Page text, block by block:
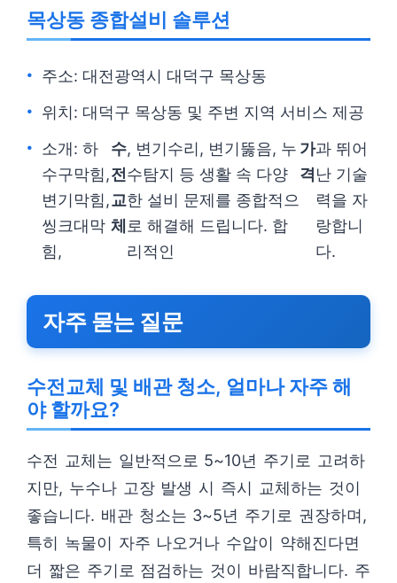
목상동 종합설비 솔루션
주소: 대전광역시 대덕구 목상동
위치: 대덕구 목상동 및 주변 지역 서비스 제공
소개: 하
수구막힘,
변기막힘,
씽크대막
힘,
수
전
교
체
, 변기수리, 변기뚫음, 누
수탐지 등 생활 속 다양
한 설비 문제를 종합적으
로 해결해 드립니다. 합
리적인
가
격
과 뛰어
난 기술
력을 자
랑합니
다.
자주 묻는 질문
수전교체 및 배관 청소, 얼마나 자주 해
야 할까요?
수전 교체는 일반적으로 5~10년 주기로 고려하
지만, 누수나 고장 발생 시 즉시 교체하는 것이
좋습니다. 배관 청소는 3~5년 주기로 권장하며,
특히 녹물이 자주 나오거나 수압이 약해진다면
더 짧은 주기로 점검하는 것이 바람직합니다. 주